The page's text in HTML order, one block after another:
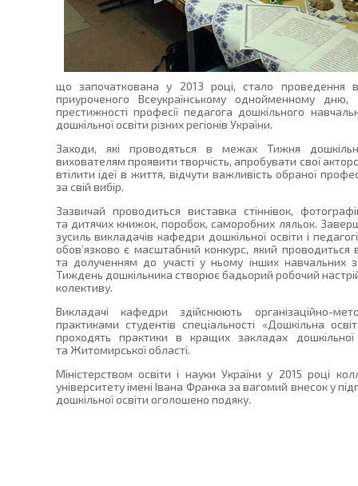
що започаткована у 2013 році, стало проведення
приуроченого Всеукраїнському однойменному дню,
престижності професії педагога дошкільного
дошкільної освіти різних регіонів України.
Заходи, які проводяться в межах Тижня
вихователям проявити творчість, апробувати свої
втілити ідеї в життя, відчути важливість обраної
за свій вибір.
Зазвичай проводиться виставка стіннівок,
та дитячих книжок, поробок, саморобних ляльок.
зусиль викладачів кафедри дошкільної освіти і
обов’язково є масштабний конкурс, який проводиться
та долученням до участі у ньому інших навчальних
Тиждень дошкільника створює бадьорий робочий
колективу.
Викладачі кафедри здійснюють організаційно-
практиками студентів спеціальності «Дошкільна
проходять практики в кращих закладах
та Житомирської області.
Міністерством освіти і науки України у 2015 році
університету імені Івана Франка за вагомий внесок у
дошкільної освіти оголошено подяку.